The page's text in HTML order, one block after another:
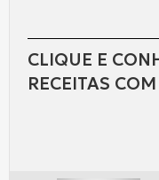
CLIQUE E
RECEITAS